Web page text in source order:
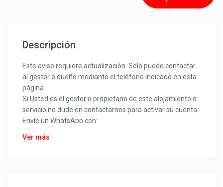
Descripción
Este aviso requiere actualización. Solo puede contactar
al gestor o dueño mediante el teléfono indicado en esta
página.
Si Usted es el gestor o propietario de este alojamiento o
servicio no dude en contactarnos para activar su cuenta.
Envíe un WhatsApp con:
Nombre alojamiento o servicio
Ver más